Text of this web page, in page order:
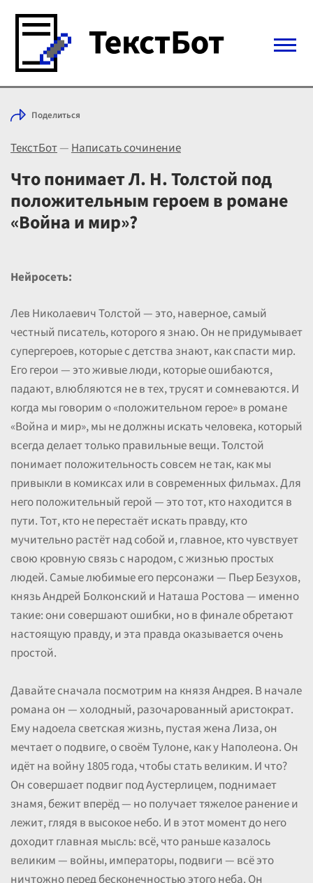
Войти с Telegram
Выбрать режим
Цены
Поделиться
ТекстБот—Написать сочинение
Что понимает Л. Н. Толстой под
положительным героем в романе
«Война и мир»?
Нейросеть:
Лев Николаевич Толстой — это, наверное, самый
честный писатель, которого я знаю. Он не придумывает
супергероев, которые с детства знают, как спасти мир.
Его герои — это живые люди, которые ошибаются,
падают, влюбляются не в тех, трусят и сомневаются. И
когда мы говорим о «положительном герое» в романе
«Война и мир», мы не должны искать человека, который
всегда делает только правильные вещи. Толстой
понимает положительность совсем не так, как мы
привыкли в комиксах или в современных фильмах. Для
него положительный герой — это тот, кто находится в
пути. Тот, кто не перестаёт искать правду, кто
мучительно растёт над собой и, главное, кто чувствует
свою кровную связь с народом, с жизнью простых
людей. Самые любимые его персонажи — Пьер Безухов,
князь Андрей Болконский и Наташа Ростова — именно
такие: они совершают ошибки, но в финале обретают
настоящую правду, и эта правда оказывается очень
простой.
Давайте сначала посмотрим на князя Андрея. В начале
романа он — холодный, разочарованный аристократ.
Ему надоела светская жизнь, пустая жена Лиза, он
мечтает о подвиге, о своём Тулоне, как у Наполеона. Он
идёт на войну 1805 года, чтобы стать великим. И что?
Он совершает подвиг под Аустерлицем, поднимает
знамя, бежит вперёд — но получает тяжелое ранение и
лежит, глядя в высокое небо. И в этот момент до него
доходит главная мысль: всё, что раньше казалось
великим — войны, императоры, подвиги — всё это
ничтожно перед бесконечностью этого неба. Он